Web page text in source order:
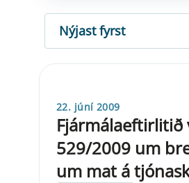
RÖÐUN
22. júní 2009
Fjármálaeftirlitið
529/2009 um
um mat á